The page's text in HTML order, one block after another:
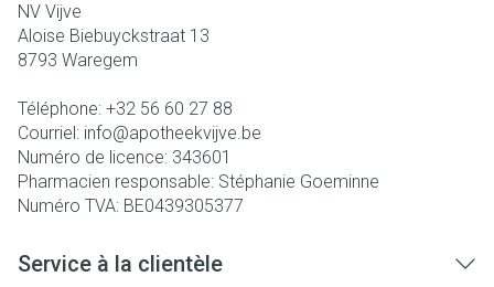
NV Vijve
Aloise Biebuyckstraat 13
8793 Waregem
Téléphone: +32 56 60 27 88
Courriel: info@apotheekvijve.be
Numéro de licence: 343601
Pharmacien responsable: Stéphanie Goeminne
Numéro TVA: BE0439305377
Service à la clientèle